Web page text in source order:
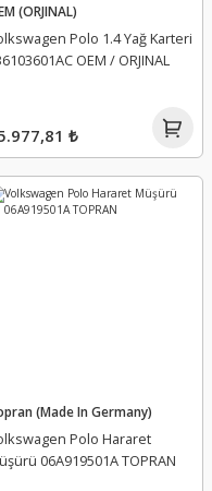
(ORJINAL)
Polo 1.4 Yağ Karteri
OEM / ORJINAL
₺
(Made In Germany)
Polo Hararet
06A919501A TOPRAN